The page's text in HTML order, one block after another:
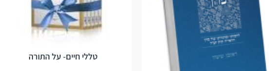
טללי חיים- על התורה